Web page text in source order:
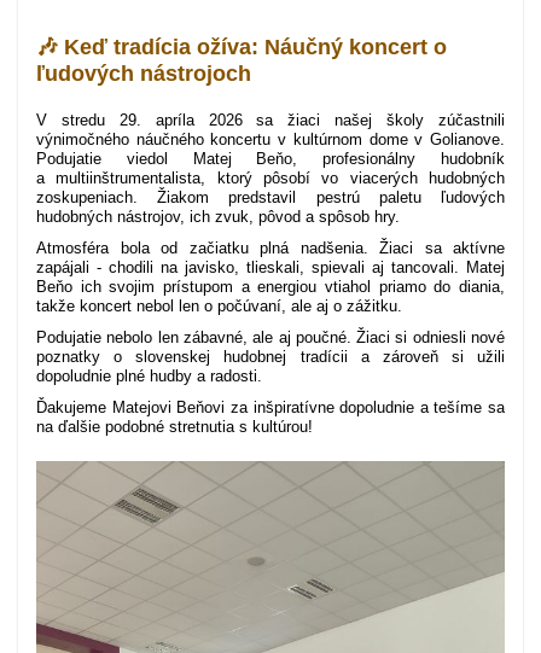
🎶 Keď tradícia ožíva: Náučný koncert o
ľudových nástrojoch
V stredu 29. apríla 2026 sa žiaci našej školy zúčastnili
výnimočného náučného koncertu v kultúrnom dome v Golianove.
Podujatie viedol Matej Beňo, profesionálny hudobník
a multiinštrumentalista, ktorý pôsobí vo viacerých hudobných
zoskupeniach. Žiakom predstavil pestrú paletu ľudových
hudobných nástrojov, ich zvuk, pôvod a spôsob hry.
Atmosféra bola od začiatku plná nadšenia. Žiaci sa aktívne
zapájali - chodili na javisko, tlieskali, spievali aj tancovali. Matej
Beňo ich svojim prístupom a energiou vtiahol priamo do diania,
takže koncert nebol len o počúvaní, ale aj o zážitku.
Podujatie nebolo len zábavné, ale aj poučné. Žiaci si odniesli nové
poznatky o slovenskej hudobnej tradícii a zároveň si užili
dopoludnie plné hudby a radosti.
Ďakujeme Matejovi Beňovi za inšpiratívne dopoludnie a tešíme sa
na ďalšie podobné stretnutia s kultúrou!